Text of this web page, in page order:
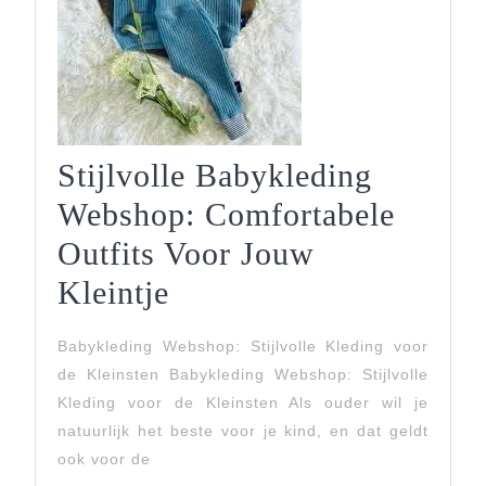
Stijlvolle Babykleding
Webshop: Comfortabele
Outfits Voor Jouw
Kleintje
Webshop:
Comfortabele
Outfits
Babykleding Webshop: Stijlvolle Kleding voor
de Kleinsten Babykleding Webshop: Stijlvolle
Kleding voor de Kleinsten Als ouder wil je
natuurlijk het beste voor je kind, en dat geldt
ook voor de